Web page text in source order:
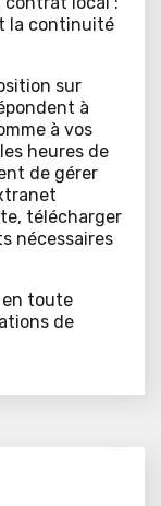
la continuité
sur
à
à vos
heures de
de gérer
télécharger
nécessaires
en toute
de